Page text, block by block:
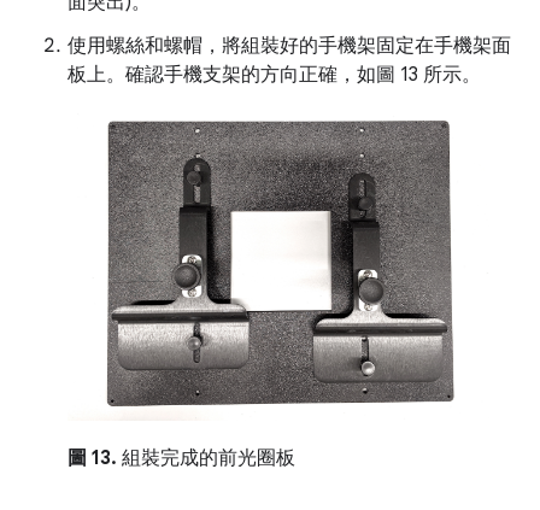
使用螺絲和螺帽，將組裝好的手機架固定在手機架面
板上。確認手機支架的方向正確，如圖 13 所示。
圖 13. 組裝完成的前光圈板